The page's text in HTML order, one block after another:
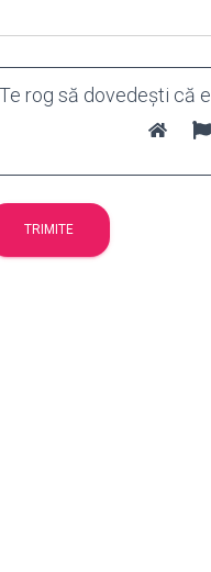
Te rog să dovedești că